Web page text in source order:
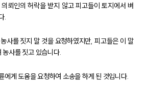
뢰인의 허락을 받지 않고 피고들이 토지에서 벼
.
사를 짓지 말 것을 요청하였지만, 피고들은 이 말
농사를 짓고 있습니다.
에게 도움을 요청하여 소송을 하게 된 것입니다.